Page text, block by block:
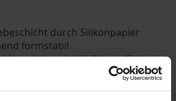
durch Silikonpapier
formstabil
mit handelsüblichem Cutter-